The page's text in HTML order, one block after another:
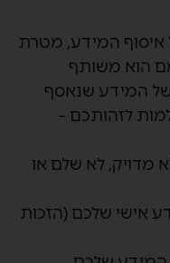
המידע, מטרת
הוא משותף
המידע שנאסף
לזהותכם –
מדויק, לא שלם או
אישי שלכם (הזכות